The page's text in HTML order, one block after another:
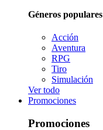
Géneros populares
Acción
Aventura
RPG
Tiro
Simulación
Ver todo
Promociones
Promociones